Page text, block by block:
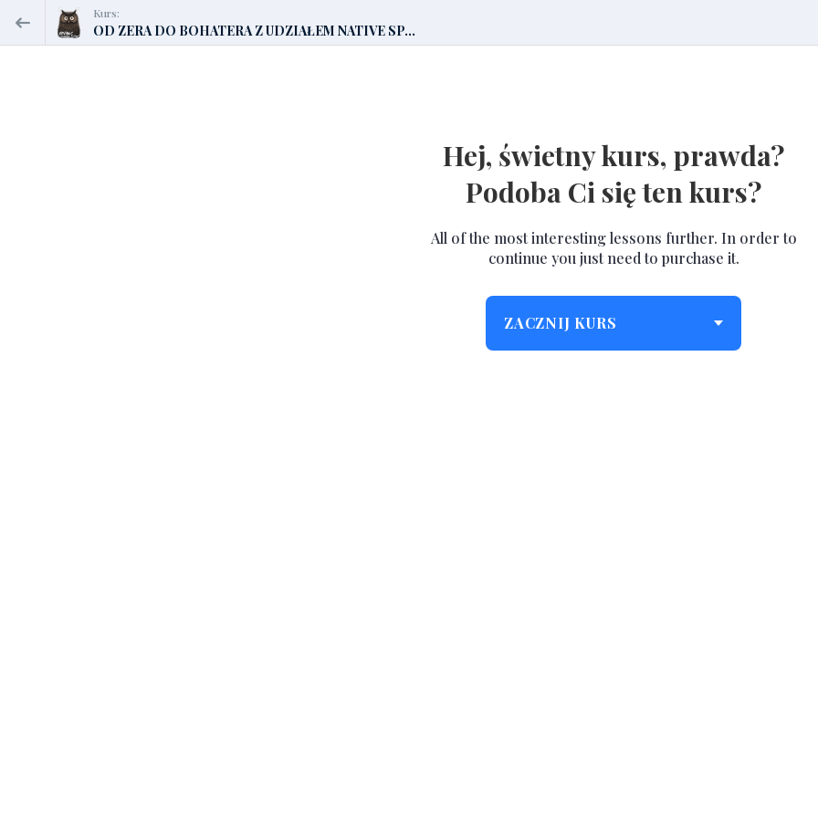
Kurs:
OD ZERA DO BOHATERA Z UDZIAŁEM NATIVE SP...
Hej, świetny kurs, prawda?
Podoba Ci się ten kurs?
All of the most interesting lessons further. In order to
continue you just need to purchase it.
ZACZNIJ KURS